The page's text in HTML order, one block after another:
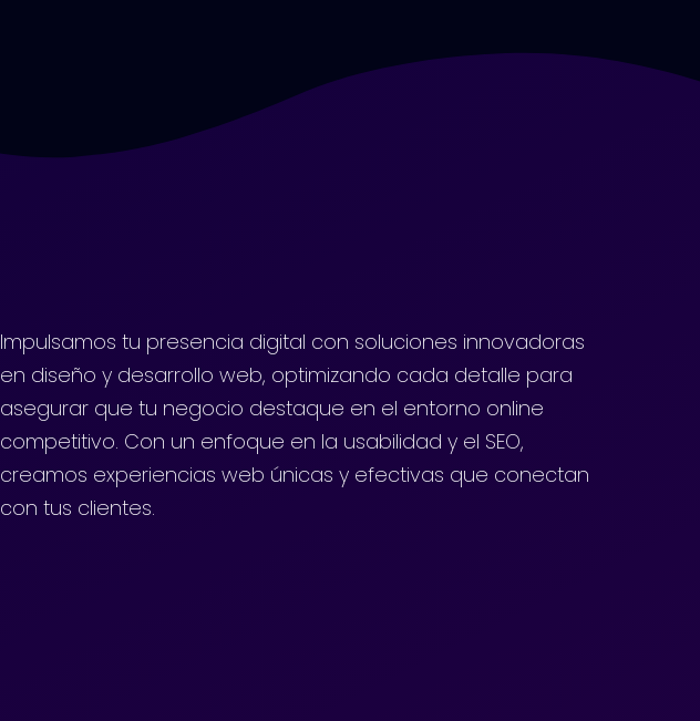
Impulsamos tu presencia digital con soluciones innovadoras
en diseño y desarrollo web, optimizando cada detalle para
asegurar que tu negocio destaque en el entorno online
competitivo. Con un enfoque en la usabilidad y el SEO,
creamos experiencias web únicas y efectivas que conectan
con tus clientes.